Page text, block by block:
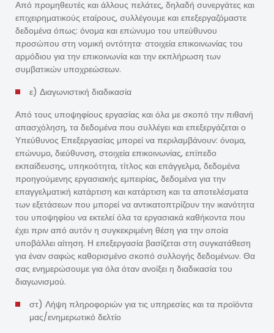
Από προμηθευτές και άλλους πελάτες, δηλαδή συνεργάτες και
επιχειρηματικούς εταίρους, συλλέγουμε και επεξεργαζόμαστε
δεδομένα όπως: όνομα και επώνυμο του υπεύθυνου
προσώπου στη νομική οντότητα· στοιχεία επικοινωνίας του
αρμόδιου για την επικοινωνία και την εκπλήρωση των
συμβατικών υποχρεώσεων.
ε) Διαγωνιστική διαδικασία
Από τους υποψηφίους εργασίας και όλα με σκοπό την πιθανή
απασχόληση, τα δεδομένα που συλλέγει και επεξεργάζεται ο
Υπεύθυνος Επεξεργασίας μπορεί να περιλαμβάνουν: όνομα,
επώνυμο, διεύθυνση, στοιχεία επικοινωνίας, επίπεδο
εκπαίδευσης, υπηκοότητα, τίτλος και επάγγελμα, δεδομένα
προηγούμενης εργασιακής εμπειρίας, δεδομένα για την
επαγγελματική κατάρτιση και κατάρτιση και τα αποτελέσματα
των εξετάσεων που μπορεί να αντικατοπτρίζουν την ικανότητα
του υποψηφίου να εκτελεί όλα τα εργασιακά καθήκοντα που
έχει πριν από αυτόν η συγκεκριμένη θέση για την οποία
υποβάλλει αίτηση. Η επεξεργασία βασίζεται στη συγκατάθεση
για έναν σαφώς καθορισμένο σκοπό συλλογής δεδομένων. Θα
σας ενημερώσουμε για όλα όταν ανοίξει η διαδικασία του
διαγωνισμού.
στ) Λήψη πληροφοριών για τις υπηρεσίες και τα προϊόντα
μας/ενημερωτικό δελτίο